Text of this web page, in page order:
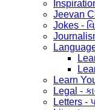
Jeevan
Jokes -
Learn
Legal -
Letters -